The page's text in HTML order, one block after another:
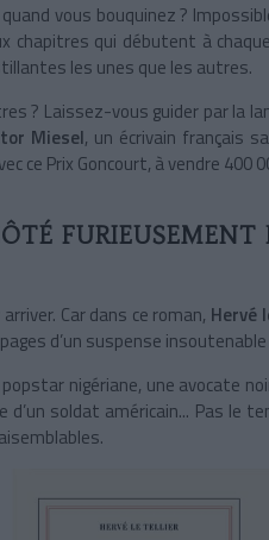
vous bouquinez ?
chapitres qui débutent à
les unes que les autres.
? Laissez-vous guider par la
Miesel, un écrivain français
ce Prix Goncourt, à vendre 400
FURIEUSEMENT
Car dans ce roman, Hervé
d’un suspense
nigériane, une avocate
soldat américain... Pas le